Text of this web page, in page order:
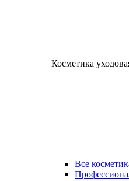
Косметика
Все